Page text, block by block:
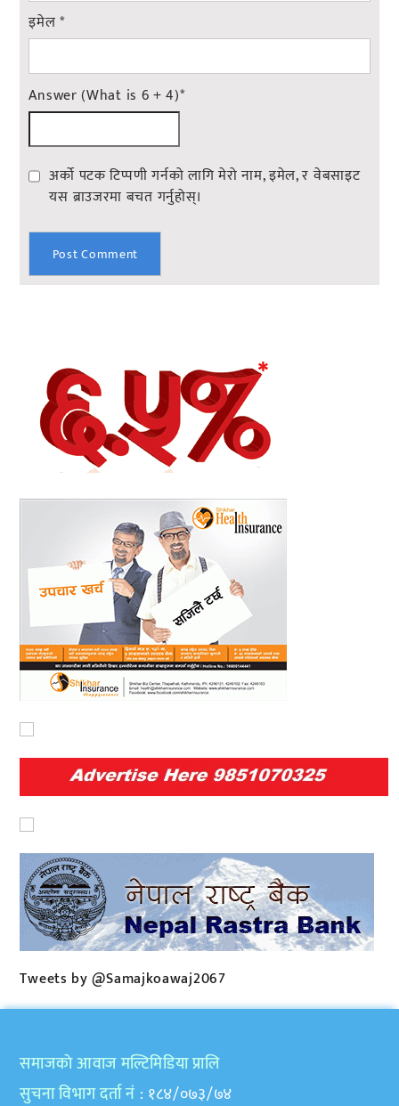
इमेल*
Answer (What is 6 + 4)*
अर्को पटक टिप्पणी गर्नको लागि मेरो नाम, इमेल, र वेबसाइट
यस ब्राउजरमा बचत गर्नुहोस्।
Tweets by @Samajkoawaj2067
समाजकाे आवाज मल्टिमिडिया प्रालि
सुचना विभाग दर्ता नं : १८४/०७३/७४